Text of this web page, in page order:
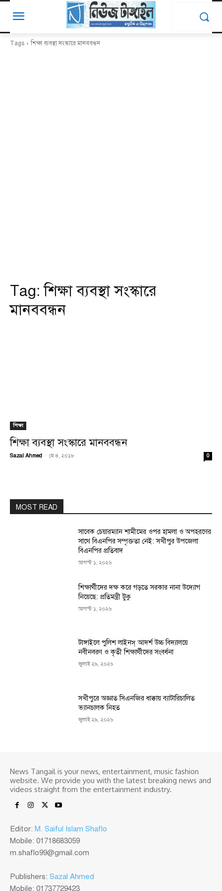
Tags শিক্ষা ব্যবস্থা সংস্কারে মানববন্ধন
Tag:শিক্ষা ব্যবস্থা সংস্কারে
মানববন্ধন
শিক্ষা
শিক্ষা ব্যবস্থা সংস্কারে মানববন্ধন
Sazal Ahmed - মে ৪, ২০১৮ 0
MOST READ
সাবেক চেয়ারম্যান শামীমের ওপর হামলা ও অপহরণের
সাথে বিএনপির সম্পৃক্ততা নেই: সখীপুর উপজেলা
বিএনপির প্রতিবাদ
আগস্ট ১, ২০২৬
শিক্ষার্থীদের দক্ষ করে গড়তে সরকার নানা উদ্যোগ
নিয়েছে: প্রতিমন্ত্রী টুকু
আগস্ট ১, ২০২৬
টাঙ্গাইলে পুলিশ লাইনস্ আদর্শ উচ্চ বিদ্যালয়ে
নবীনবরণ ও কৃতী শিক্ষার্থীদের সংবর্ধনা
জুলাই ২৯, ২০২৬
সখীপুরে অজ্ঞাত সিএনজির ধাক্কায় ব্যাটারিচালিত
ভ্যানচালক নিহত
জুলাই ২৯, ২০২৬
News Tangail is your news, entertainment, music fashion
website. We provide you with the latest breaking news and
videos straight from the entertainment industry.
Editor: M. Saiful Islam Shaflo
Mobile: 01718683059
m.shaflo99@gmail.com
Publishers: Sazal Ahmed
Mobile: 01737729423